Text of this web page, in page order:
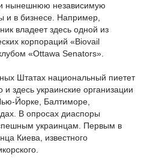
нынешнюю независимую
и в бизнесе. Например,
владеет здесь одной из
корпораций «Biovail
«Ottawa Senators».
Штатах национальный пиетет
здесь украинские организации
Йорке, Балтиморе,
В опросах диаспоры
украинцам. Первым в
Киева, известного